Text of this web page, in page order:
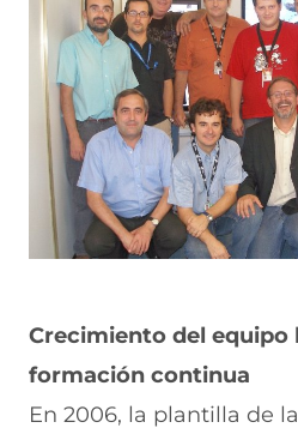
Crecimiento del equipo
formación continua
En 2006, la plantilla de